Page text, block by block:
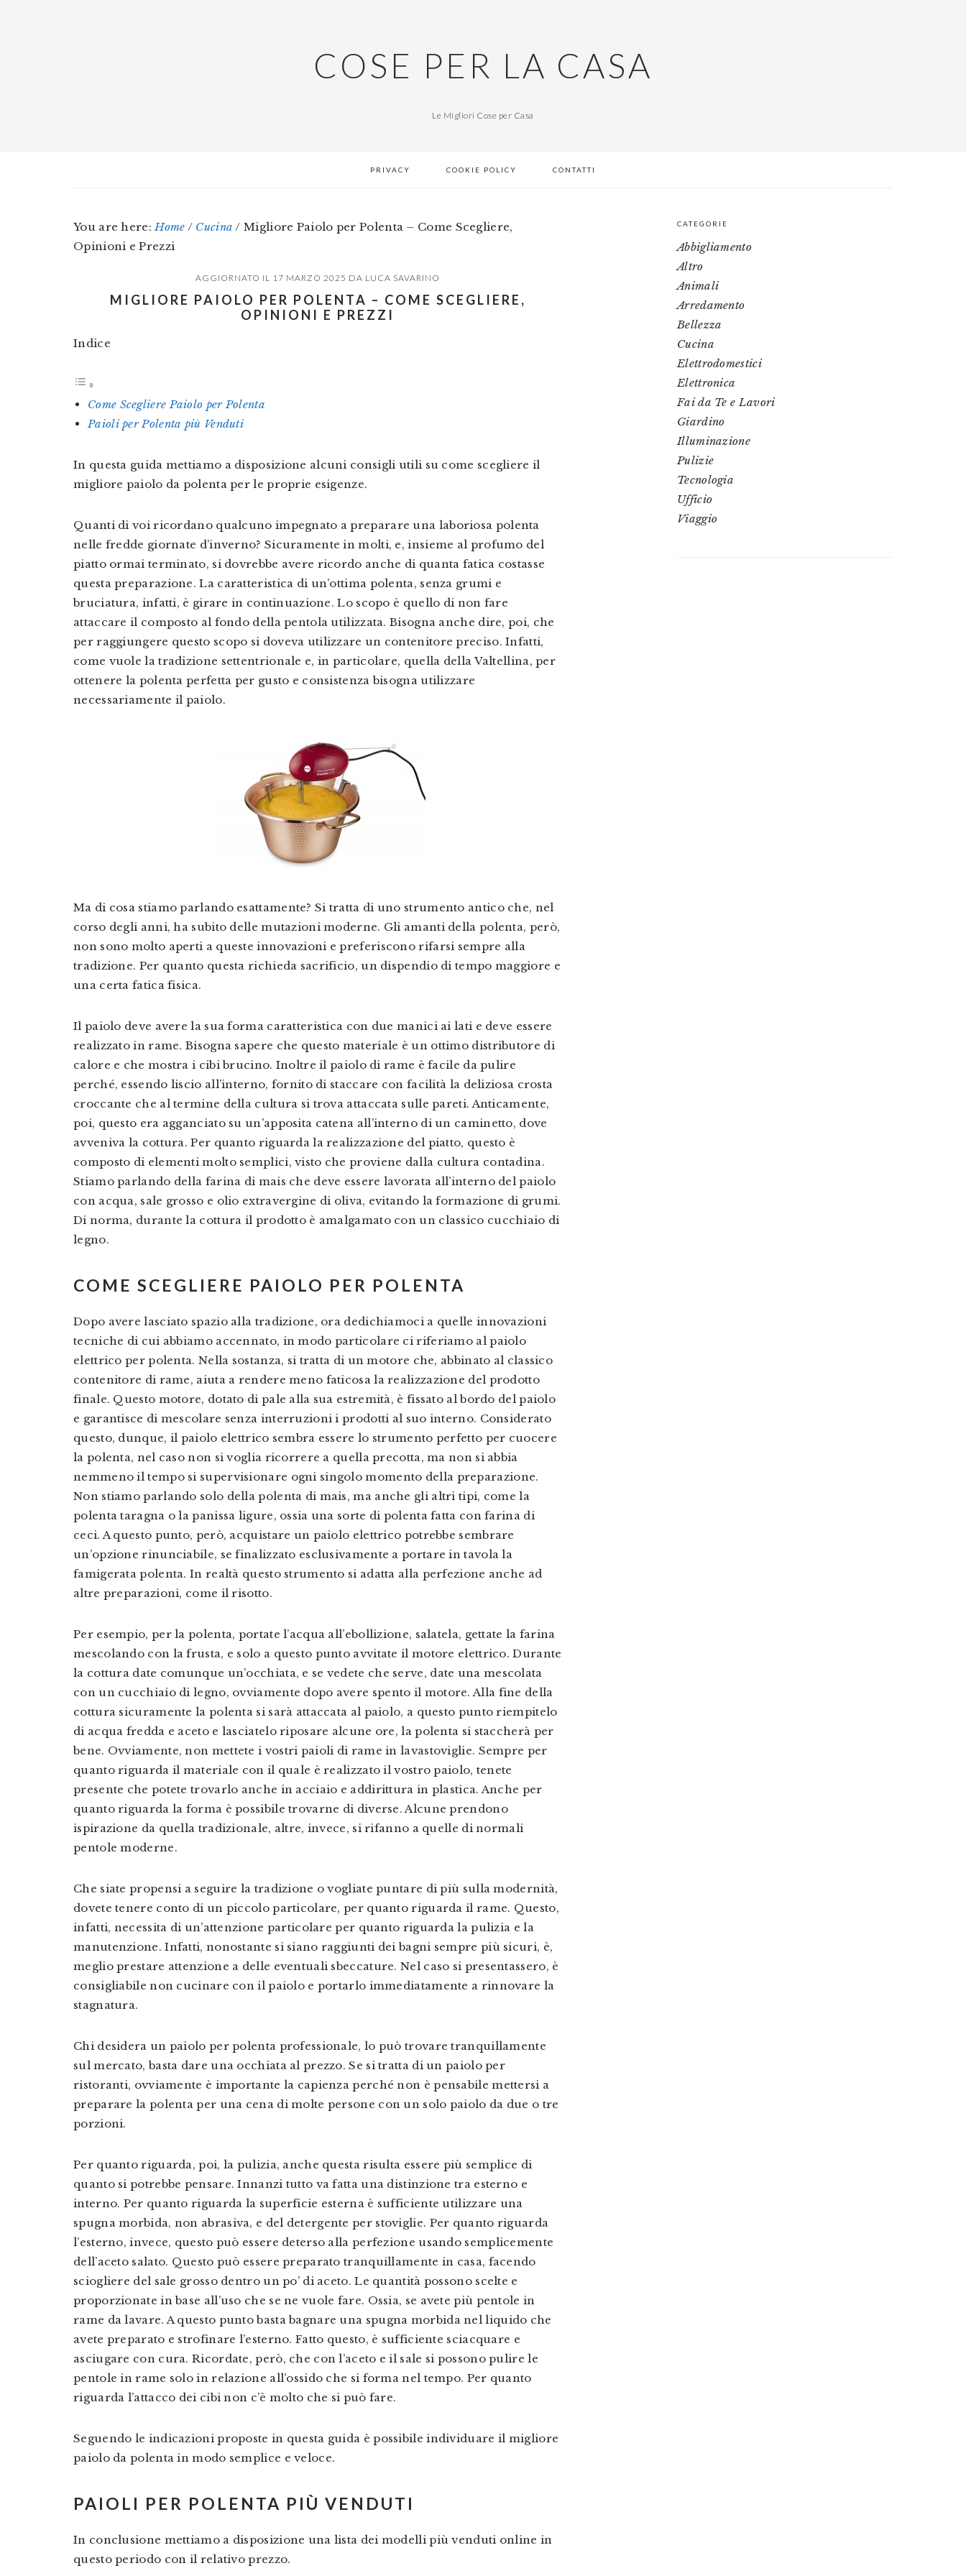
COSE PER LA CASA
Le Migliori Cose per Casa
PRIVACY COOKIE POLICY CONTATTI
You are here:Home / Cucina / Migliore Paiolo per Polenta – Come Scegliere,
Opinioni e Prezzi
AGGIORNATO IL 17 MARZO 2025 DA LUCA SAVARINO
MIGLIORE PAIOLO PER POLENTA – COME SCEGLIERE,
OPINIONI E PREZZI
Indice
Come Scegliere Paiolo per Polenta
Paioli per Polenta più Venduti
In questa guida mettiamo a disposizione alcuni consigli utili su come scegliere il
migliore paiolo da polenta per le proprie esigenze.
Quanti di voi ricordano qualcuno impegnato a preparare una laboriosa polenta
nelle fredde giornate d’inverno? Sicuramente in molti, e, insieme al profumo del
piatto ormai terminato, si dovrebbe avere ricordo anche di quanta fatica costasse
questa preparazione. La caratteristica di un’ottima polenta, senza grumi e
bruciatura, infatti, è girare in continuazione. Lo scopo è quello di non fare
attaccare il composto al fondo della pentola utilizzata. Bisogna anche dire, poi, che
per raggiungere questo scopo si doveva utilizzare un contenitore preciso. Infatti,
come vuole la tradizione settentrionale e, in particolare, quella della Valtellina, per
ottenere la polenta perfetta per gusto e consistenza bisogna utilizzare
necessariamente il paiolo.
Ma di cosa stiamo parlando esattamente? Si tratta di uno strumento antico che, nel
corso degli anni, ha subito delle mutazioni moderne. Gli amanti della polenta, però,
non sono molto aperti a queste innovazioni e preferiscono rifarsi sempre alla
tradizione. Per quanto questa richieda sacrificio, un dispendio di tempo maggiore e
una certa fatica fisica.
Il paiolo deve avere la sua forma caratteristica con due manici ai lati e deve essere
realizzato in rame. Bisogna sapere che questo materiale è un ottimo distributore di
calore e che mostra i cibi brucino. Inoltre il paiolo di rame è facile da pulire
perché, essendo liscio all’interno, fornito di staccare con facilità la deliziosa crosta
croccante che al termine della cultura si trova attaccata sulle pareti. Anticamente,
poi, questo era agganciato su un’apposita catena all’interno di un caminetto, dove
avveniva la cottura. Per quanto riguarda la realizzazione del piatto, questo è
composto di elementi molto semplici, visto che proviene dalla cultura contadina.
Stiamo parlando della farina di mais che deve essere lavorata all’interno del paiolo
con acqua, sale grosso e olio extravergine di oliva, evitando la formazione di grumi.
Di norma, durante la cottura il prodotto è amalgamato con un classico cucchiaio di
legno.
COME SCEGLIERE PAIOLO PER POLENTA
Dopo avere lasciato spazio alla tradizione, ora dedichiamoci a quelle innovazioni
tecniche di cui abbiamo accennato, in modo particolare ci riferiamo al paiolo
elettrico per polenta. Nella sostanza, si tratta di un motore che, abbinato al classico
contenitore di rame, aiuta a rendere meno faticosa la realizzazione del prodotto
finale. Questo motore, dotato di pale alla sua estremità, è fissato al bordo del paiolo
e garantisce di mescolare senza interruzioni i prodotti al suo interno. Considerato
questo, dunque, il paiolo elettrico sembra essere lo strumento perfetto per cuocere
la polenta, nel caso non si voglia ricorrere a quella precotta, ma non si abbia
nemmeno il tempo si supervisionare ogni singolo momento della preparazione.
Non stiamo parlando solo della polenta di mais, ma anche gli altri tipi, come la
polenta taragna o la panissa ligure, ossia una sorte di polenta fatta con farina di
ceci. A questo punto, però, acquistare un paiolo elettrico potrebbe sembrare
un’opzione rinunciabile, se finalizzato esclusivamente a portare in tavola la
famigerata polenta. In realtà questo strumento si adatta alla perfezione anche ad
altre preparazioni, come il risotto.
Per esempio, per la polenta, portate l’acqua all’ebollizione, salatela, gettate la farina
mescolando con la frusta, e solo a questo punto avvitate il motore elettrico. Durante
la cottura date comunque un’occhiata, e se vedete che serve, date una mescolata
con un cucchiaio di legno, ovviamente dopo avere spento il motore. Alla fine della
cottura sicuramente la polenta si sarà attaccata al paiolo, a questo punto riempitelo
di acqua fredda e aceto e lasciatelo riposare alcune ore, la polenta si staccherà per
bene. Ovviamente, non mettete i vostri paioli di rame in lavastoviglie. Sempre per
quanto riguarda il materiale con il quale è realizzato il vostro paiolo, tenete
presente che potete trovarlo anche in acciaio e addirittura in plastica. Anche per
quanto riguarda la forma è possibile trovarne di diverse. Alcune prendono
ispirazione da quella tradizionale, altre, invece, si rifanno a quelle di normali
pentole moderne.
Che siate propensi a seguire la tradizione o vogliate puntare di più sulla modernità,
dovete tenere conto di un piccolo particolare, per quanto riguarda il rame. Questo,
infatti, necessita di un’attenzione particolare per quanto riguarda la pulizia e la
manutenzione. Infatti, nonostante si siano raggiunti dei bagni sempre più sicuri, è,
meglio prestare attenzione a delle eventuali sbeccature. Nel caso si presentassero, è
consigliabile non cucinare con il paiolo e portarlo immediatamente a rinnovare la
stagnatura.
Chi desidera un paiolo per polenta professionale, lo può trovare tranquillamente
sul mercato, basta dare una occhiata al prezzo. Se si tratta di un paiolo per
ristoranti, ovviamente è importante la capienza perché non è pensabile mettersi a
preparare la polenta per una cena di molte persone con un solo paiolo da due o tre
porzioni.
Per quanto riguarda, poi, la pulizia, anche questa risulta essere più semplice di
quanto si potrebbe pensare. Innanzi tutto va fatta una distinzione tra esterno e
interno. Per quanto riguarda la superficie esterna è sufficiente utilizzare una
spugna morbida, non abrasiva, e del detergente per stoviglie. Per quanto riguarda
l’esterno, invece, questo può essere deterso alla perfezione usando semplicemente
dell’aceto salato. Questo può essere preparato tranquillamente in casa, facendo
sciogliere del sale grosso dentro un po’ di aceto. Le quantità possono scelte e
proporzionate in base all’uso che se ne vuole fare. Ossia, se avete più pentole in
rame da lavare. A questo punto basta bagnare una spugna morbida nel liquido che
avete preparato e strofinare l’esterno. Fatto questo, è sufficiente sciacquare e
asciugare con cura. Ricordate, però, che con l’aceto e il sale si possono pulire le
pentole in rame solo in relazione all’ossido che si forma nel tempo. Per quanto
riguarda l’attacco dei cibi non c’è molto che si può fare.
Seguendo le indicazioni proposte in questa guida è possibile individuare il migliore
paiolo da polenta in modo semplice e veloce.
PAIOLI PER POLENTA PIÙ VENDUTI
In conclusione mettiamo a disposizione una lista dei modelli più venduti online in
questo periodo con il relativo prezzo.
PRIMARY
SIDEBAR
CATEGORIE
Abbigliamento
Altro
Animali
Arredamento
Bellezza
Cucina
Elettrodomestici
Elettronica
Fai da Te e Lavori
Giardino
Illuminazione
Pulizie
Tecnologia
Ufficio
Viaggio